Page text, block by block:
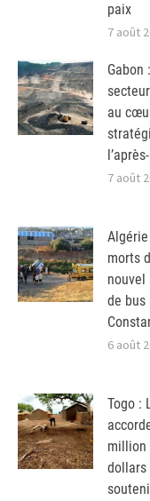
paix
7 août
Gabon
au
7 août
morts
nouvel
de bus
6 août
Togo :
million
dollars